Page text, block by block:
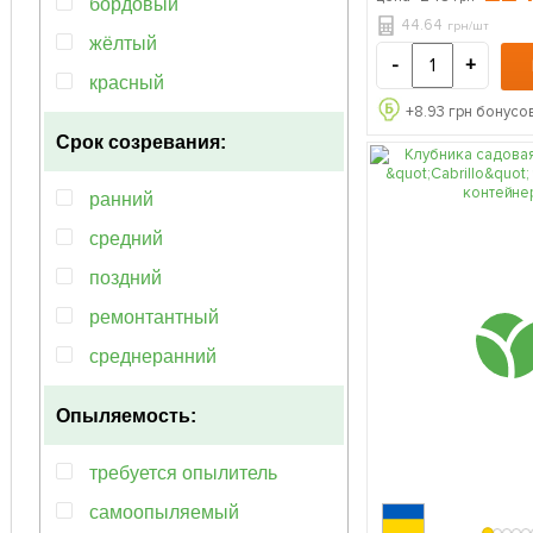
бордовый
жёлтый
красный
Срок созревания:
ранний
средний
поздний
ремонтантный
среднеранний
Опыляемость:
требуется опылитель
самоопыляемый
упаковке
44.64 грн/шт
- +
+8.93 грн